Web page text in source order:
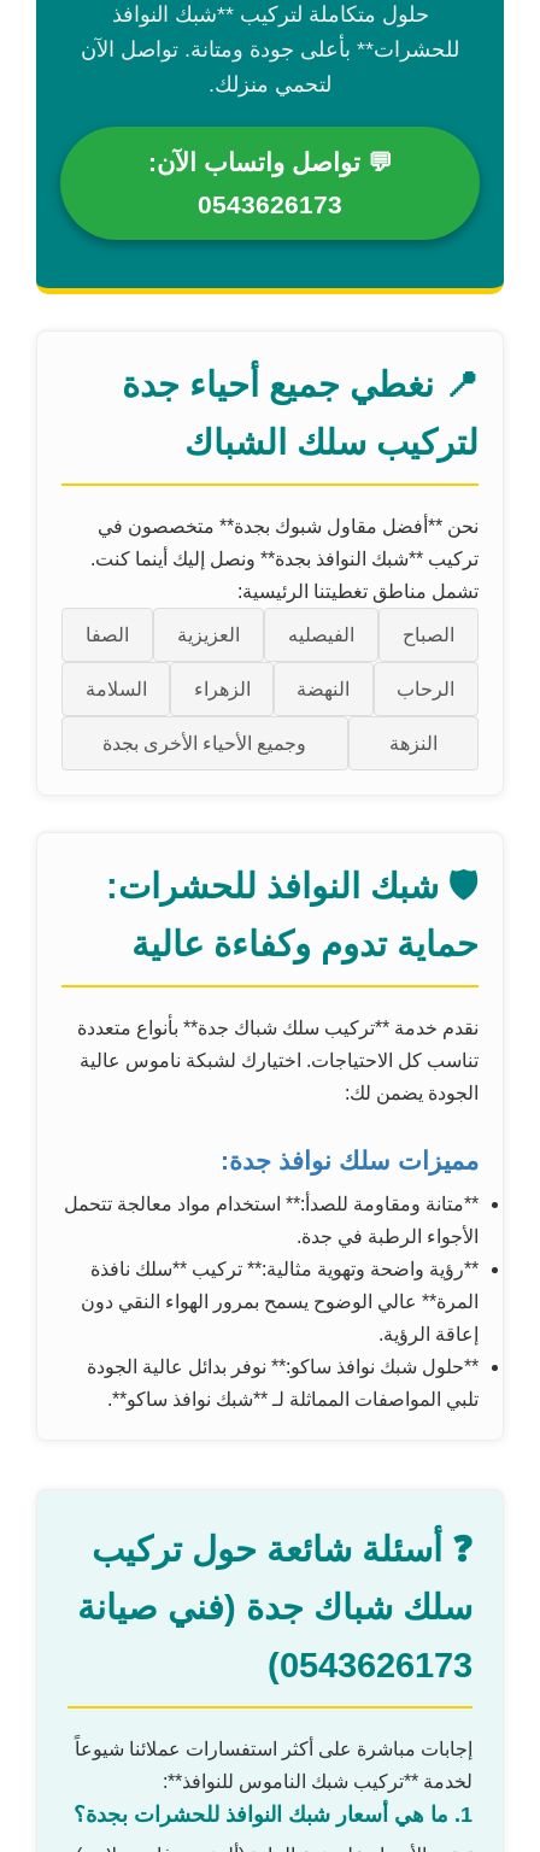
حلول متكاملة لتركيب **شبك النوافذ
للحشرات** بأعلى جودة ومتانة. تواصل الآن
لتحمي منزلك.
💬 تواصل واتساب الآن:
0543626173
📍 نغطي جميع أحياء جدة
لتركيب سلك الشباك
نحن **أفضل مقاول شبوك بجدة** متخصصون في
تركيب **شبك النوافذ بجدة** ونصل إليك أينما كنت.
تشمل مناطق تغطيتنا الرئيسية:
الصباح الفيصليه العزيزية الصفا
الرحاب النهضة الزهراء السلامة
النزهة وجميع الأحياء الأخرى بجدة
🛡️ شبك النوافذ للحشرات:
حماية تدوم وكفاءة عالية
نقدم خدمة **تركيب سلك شباك جدة** بأنواع متعددة
تناسب كل الاحتياجات. اختيارك لشبكة ناموس عالية
الجودة يضمن لك:
مميزات سلك نوافذ جدة:
**متانة ومقاومة للصدأ:** استخدام مواد معالجة تتحمل
الأجواء الرطبة في جدة.
**رؤية واضحة وتهوية مثالية:** تركيب **سلك نافذة
المرة** عالي الوضوح يسمح بمرور الهواء النقي دون
إعاقة الرؤية.
**حلول شبك نوافذ ساكو:** نوفر بدائل عالية الجودة
تلبي المواصفات المماثلة لـ **شبك نوافذ ساكو**.
❓ أسئلة شائعة حول تركيب
سلك شباك جدة (فني صيانة
0543626173)
إجابات مباشرة على أكثر استفسارات عملائنا شيوعاً
لخدمة **تركيب شبك الناموس للنوافذ**:
1. ما هي أسعار شبك النوافذ للحشرات بجدة؟